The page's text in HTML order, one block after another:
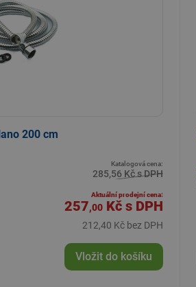
200 cm
Katalogová cena:
285,56 Kč s DPH
Aktuální prodejní cena:
257,00 Kč s DPH
212,40 Kč bez DPH
Vložit do košíku